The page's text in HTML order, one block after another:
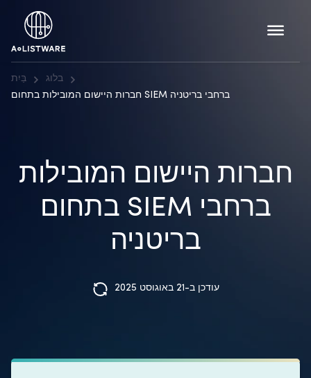
בַּיִת
בלוג
חברות היישום המובילות בתחום SIEM ברחבי בריטניה
חברות היישום המובילות
בתחום SIEM ברחבי
בריטניה
עודכן ב-21 באוגוסט 2025